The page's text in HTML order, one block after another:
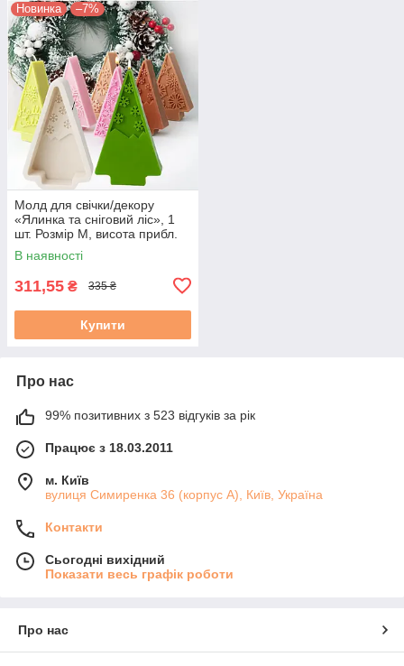
Новинка –7%
Молд для свічки/декору
«Ялинка та сніговий ліс», 1
шт. Розмір М, висота прибл.
12 см
В наявності
311,55 ₴ 335 ₴
Купити
Про нас
99% позитивних з 523 відгуків за рік
Працює з 18.03.2011
м. Київ
вулиця Симиренка 36 (корпус А), Київ, Україна
Контакти
Сьогодні вихідний
Показати весь графік роботи
Про нас